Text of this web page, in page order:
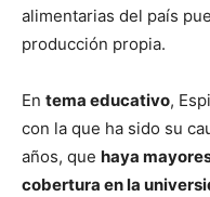
alimentarias del país
producción propia.
En tema educativo,
con la que ha sido su
años, que haya
cobertura en la